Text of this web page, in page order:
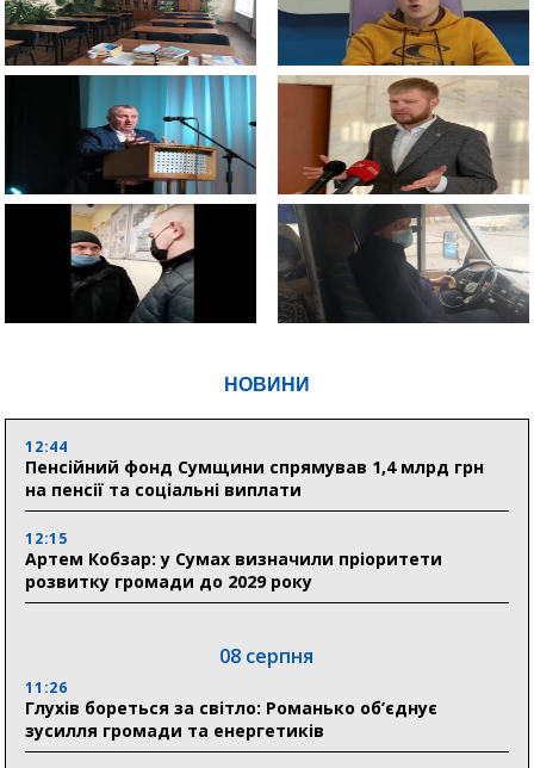
НОВИНИ
12:44
Пенсійний фонд Сумщини спрямував 1,4 млрд грн
на пенсії та соціальні виплати
12:15
Артем Кобзар: у Сумах визначили пріоритети
розвитку громади до 2029 року
08 серпня
11:26
Глухів бореться за світло: Романько об’єднує
зусилля громади та енергетиків